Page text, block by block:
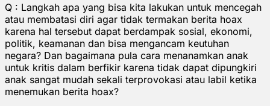
Q : Langkah apa yang bisa kita lakukan untuk mencegah
atau membatasi diri agar tidak termakan berita hoax
karena hal tersebut dapat berdampak sosial, ekonomi,
politik, keamanan dan bisa mengancam keutuhan
negara? Dan bagaimana pula cara menanamkan anak
untuk kritis dalam berfikir karena tidak dapat dipungkiri
anak sangat mudah sekali terprovokasi atau labil ketika
menemukan berita hoax?